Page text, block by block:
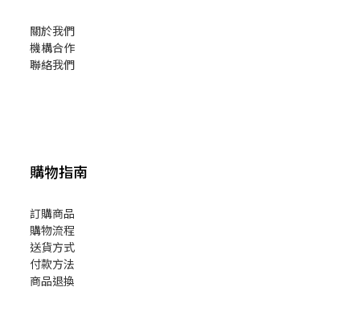
關於我們
機構合作
聯絡我們
購物指南
訂購商品
購物流程
送貨方式
付款方法
商品退換